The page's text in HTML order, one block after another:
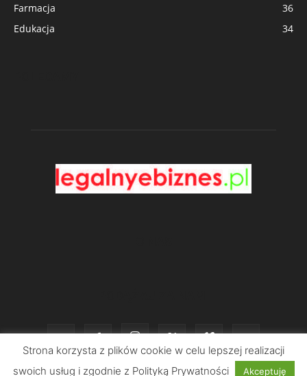
Farmacja
36
Edukacja
34
Strona korzysta z plików cookie w celu lepszej realizacji
swoich usług i zgodnie z Polityką Prywatności
Akceptuję